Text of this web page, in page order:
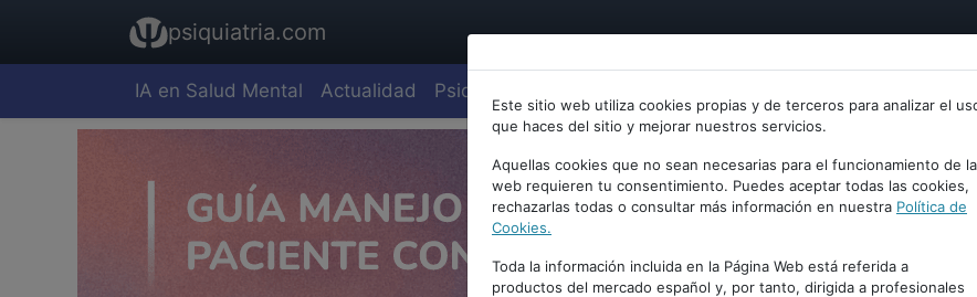
psiquiatria.com
IA en Salud Mental Actualidad Psiquiatría
Este sitio web utiliza cookies propias y de terceros para analizar el
que haces del sitio y mejorar nuestros servicios.
Aquellas cookies que no sean necesarias para el funcionamiento de la
web requieren tu consentimiento. Puedes aceptar todas las cookies,
rechazarlas todas o consultar más información en nuestra Política de
Cookies.
Toda la información incluida en la Página Web está referida a
productos del mercado español y, por tanto, dirigida a profesionales